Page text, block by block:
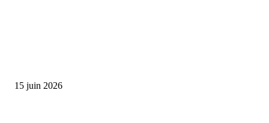
15 juin 2026